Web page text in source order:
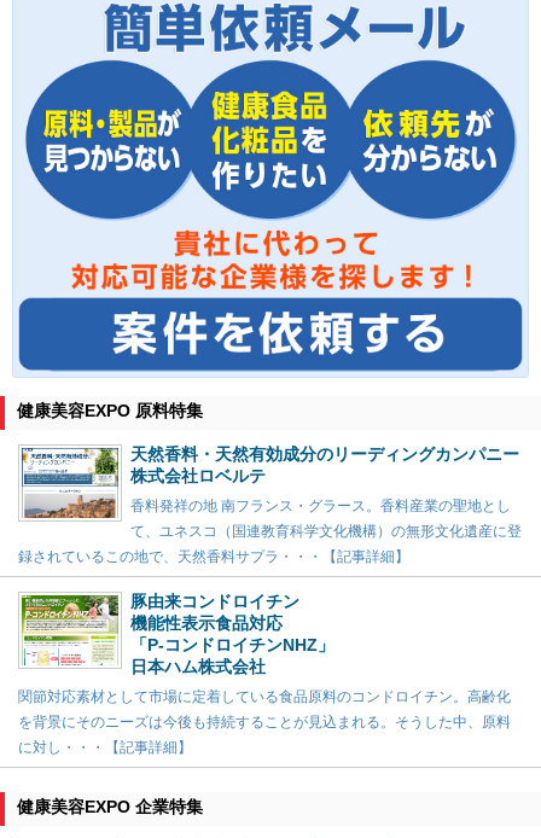
健康美容EXPO 原料特集
天然香料・天然有効成分のリーディングカンパニー
株式会社ロベルテ
香料発祥の地 南フランス・グラース。香料産業の聖地とし
て、ユネスコ（国連教育科学文化機構）の無形文化遺産に登
録されているこの地で、天然香料サプラ・・・【記事詳細】
豚由来コンドロイチン
機能性表示食品対応
「P-コンドロイチンNHZ」
日本ハム株式会社
関節対応素材として市場に定着している食品原料のコンドロイチン。高齢化
を背景にそのニーズは今後も持続することが見込まれる。そうした中、原料
に対し・・・【記事詳細】
健康美容EXPO 企業特集